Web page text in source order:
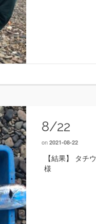
8/22
on 2021-08-22
【結果】 タ
様